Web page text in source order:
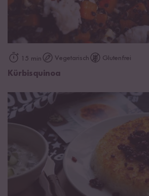
15 min Vegetarisch Glutenfrei
Kürbisquinoa